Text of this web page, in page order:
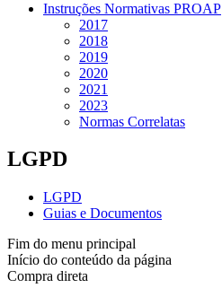
Instruções Normativas PROAP
2017
2018
2019
2020
2021
2023
Normas Correlatas
LGPD
LGPD
Guias e Documentos
Fim do menu principal
Início do conteúdo da página
Compra direta